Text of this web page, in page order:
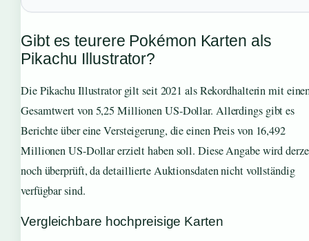
Gibt es teurere Pokémon Karten als
Pikachu Illustrator?
Die Pikachu Illustrator gilt seit 2021 als Rekordhalterin mit
Gesamtwert von 5,25 Millionen US-Dollar. Allerdings gibt es
Berichte über eine Versteigerung, die einen Preis von 16,492
Millionen US-Dollar erzielt haben soll. Diese Angabe wird
noch überprüft, da detaillierte Auktionsdaten nicht vollständig
verfügbar sind.
Vergleichbare hochpreisige Karten